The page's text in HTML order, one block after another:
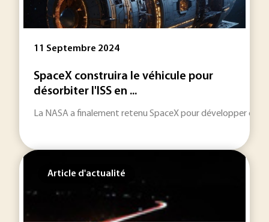
11 Septembre 2024
SpaceX construira le véhicule pour
désorbiter l'ISS en ...
La NASA a finalement retenu SpaceX pour développer et
Article d'actualité